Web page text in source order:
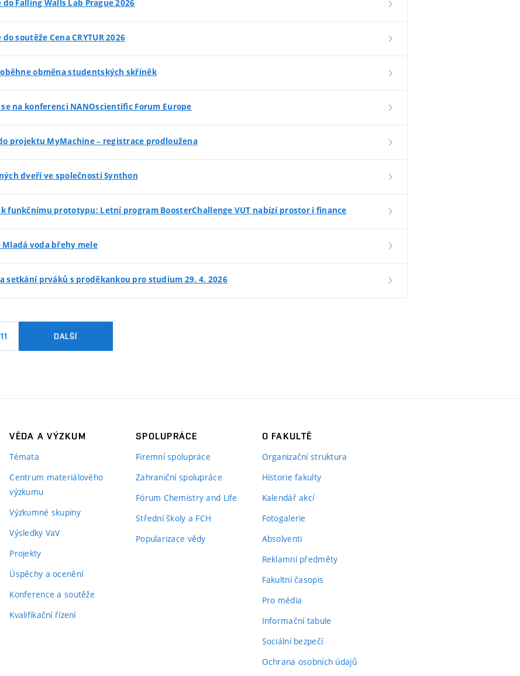
Falling Walls Lab Prague 2026
soutěže Cena CRYTUR 2026
obměna studentských skříněk
na konferenci NANOscientific Forum Europe
projektu MyMachine – registrace prodloužena
dveří ve společnosti Synthon
funkčnímu prototypu: Letní program BoosterChallenge VUT nabízí prostor i finance
Mladá voda břehy mele
setkání prváků s proděkankou pro studium 29. 4. 2026
11 DALŠÍ
VĚDA A VÝZKUM
Témata
Centrum materiálového
výzkumu
Výzkumné skupiny
Výsledky VaV
Projekty
Úspěchy a ocenění
Konference a soutěže
Kvalifikační řízení
SPOLUPRÁCE
Firemní spolupráce
Zahraniční spolupráce
Fórum Chemistry and Life
Střední školy a FCH
Popularizace vědy
O FAKULTĚ
Organizační struktura
Historie fakulty
Kalendář akcí
Fotogalerie
Absolventi
Reklamní předměty
Fakultní časopis
Pro média
Informační tabule
Sociální bezpečí
Ochrana osobních údajů